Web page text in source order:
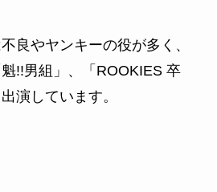
良やヤンキーの役が多く、
!!男組」、「 ROOKIES 卒
演しています。